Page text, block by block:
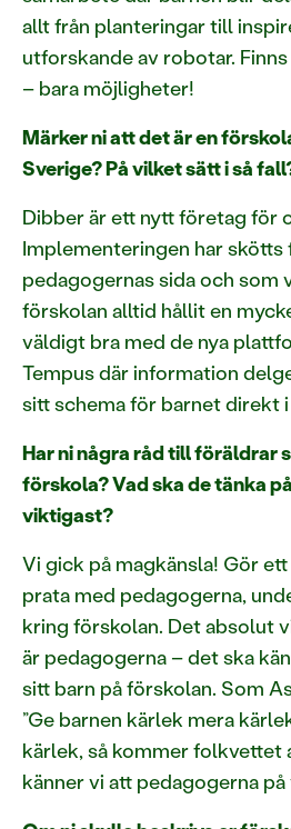
allt från planteringar till
utforskande av robotar.
– bara möjligheter!
Märker ni att det är en
Sverige? På vilket sätt i så
Dibber är ett nytt företag för
Implementeringen har skötts
pedagogernas sida och som
förskolan alltid hållit en
väldigt bra med de nya
Tempus där information
sitt schema för barnet direkt i
Har ni några råd till föräldrar
förskola? Vad ska de tänka
viktigast?
Vi gick på magkänsla! Gör
prata med pedagogerna,
kring förskolan. Det absolut
är pedagogerna – det ska
sitt barn på förskolan. Som
”Ge barnen kärlek mera
kärlek, så kommer folkvettet
känner vi att pedagogerna